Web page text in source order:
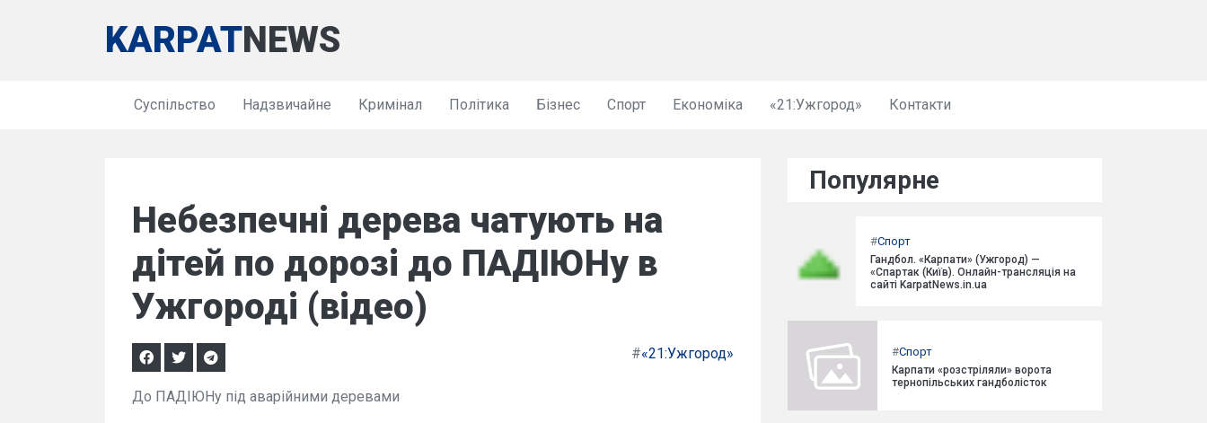
KARPATNEWS
Суспільство Надзвичайне Кримінал Політика Бізнес Спорт Економіка «21:Ужгород» Контакти
Небезпечні дерева чатують на
дітей по дорозі до ПАДІЮНу в
Ужгороді (відео)
#«21:Ужгород»
До ПАДІЮНу під аварійними деревами
Популярне
#Спорт
Гандбол. «Карпати» (Ужгород) —
«Спартак (Київ). Онлайн-трансляція на
сайті KarpatNews.in.ua
#Спорт
Карпати «розстріляли» ворота
тернопільських гандболісток